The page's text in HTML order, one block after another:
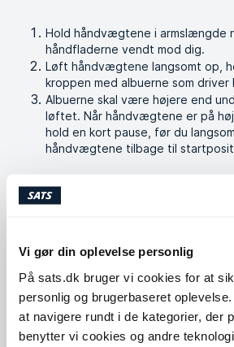
Vi gør din oplevelse personlig
På sats.dk bruger vi cookies for at
personlig og brugerbaseret
at navigere rundt i de kategorier, der
benytter vi cookies og andre
Hold håndvægtene i armslængde
håndfladerne vendt mod dig.
Løft håndvægtene langsomt op,
kroppen med albuerne som
Albuerne skal være højere end
løftet. Når håndvægtene er på
hold en kort pause, før du
håndvægtene tilbage til
Lignende øvelser